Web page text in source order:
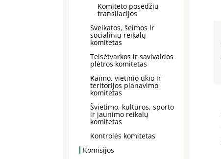
Komiteto posėdžių
transliacijos
Sveikatos, šeimos ir
socialinių reikalų
komitetas
Teisėtvarkos ir savivaldos
plėtros komitetas
Kaimo, vietinio ūkio ir
teritorijos planavimo
komitetas
Švietimo, kultūros, sporto
ir jaunimo reikalų
komitetas
Kontrolės komitetas
Komisijos